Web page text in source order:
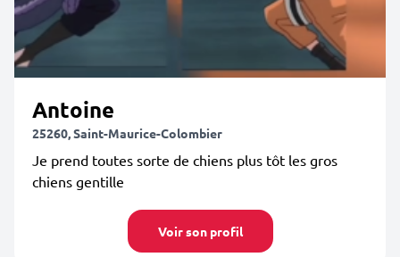
Antoine
25260, Saint-Maurice-Colombier
Je prend toutes sorte de chiens plus tôt les gros
chiens gentille
Voir son profil